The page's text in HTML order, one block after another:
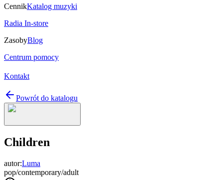
CennikKatalog muzyki
Radia In-store
ZasobyBlog
Centrum pomocy
Kontakt
Powrót do katalogu
Children
autor:Luma
pop/contemporary/adult